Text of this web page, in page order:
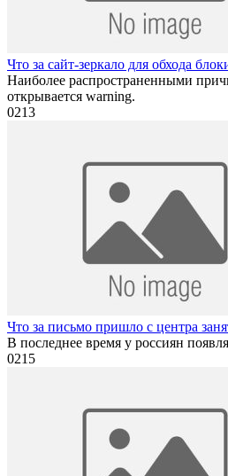
Что за сайт-зеркало для обхода
Наиболее распространенными
открывается warning.
0213
Что за письмо пришло с центра
В последнее время у россиян
0215